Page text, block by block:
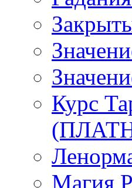
Курс
Магия